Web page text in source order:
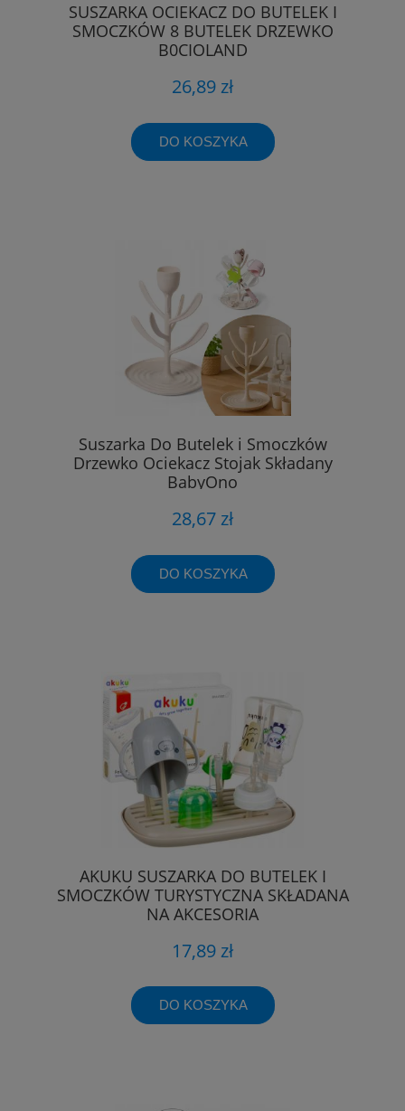
SUSZARKA OCIEKACZ DO BUTELEK I
SMOCZKÓW 8 BUTELEK DRZEWKO
B0CIOLAND
26,89 zł
DO KOSZYKA
Suszarka Do Butelek i Smoczków
Drzewko Ociekacz Stojak Składany
BabyOno
28,67 zł
DO KOSZYKA
AKUKU SUSZARKA DO BUTELEK I
SMOCZKÓW TURYSTYCZNA SKŁADANA
NA AKCESORIA
17,89 zł
DO KOSZYKA